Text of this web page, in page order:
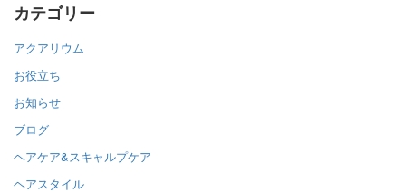
カテゴリー
アクアリウム
お役立ち
お知らせ
ブログ
ヘアケア&スキャルプケア
ヘアスタイル